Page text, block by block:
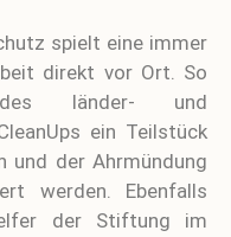
spielt eine immer
direkt vor Ort. So
länder- und
ein Teilstück
und der Ahrmündung
werden. Ebenfalls
der Stiftung im